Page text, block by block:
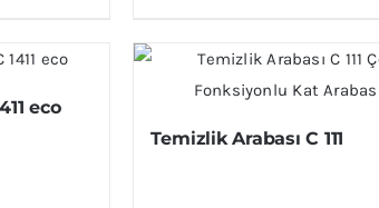
eco
Temizlik Arabası C 111